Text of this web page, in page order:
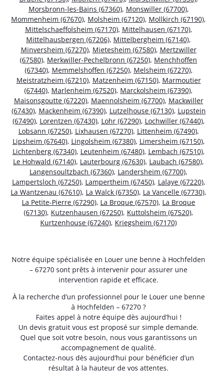
Morsbronn-les-Bains (67360), Monswiller (67700),
Mommenheim (67670), Molsheim (67120), Mollkirch (67190),
Mittelschaeffolsheim (67170), Mittelhausen (67170),
Mittelhausbergen (67206), Mittelbergheim (67140),
Minversheim (67270), Mietesheim (67580), Mertzwiller
(67580), Merkwiller-Pechelbronn (67250), Menchhoffen
(67340), Memmelshoffen (67250), Melsheim (67270),
Meistratzheim (67210), Matzenheim (67150), Marmoutier
(67440), Marlenheim (67520), Marckolsheim (67390),
Maisonsgoutte (67220), Maennolsheim (67700), Mackwiller
(67430), Mackenheim (67390), Lutzelhouse (67130), Lupstein
(67490), Lorentzen (67430), Lohr (67290), Lochwiller (67440),
Lobsann (67250), Lixhausen (67270), Littenheim (67490),
Lipsheim (67640), Lingolsheim (67380), Limersheim (67150),
Lichtenberg (67340), Leutenheim (67480), Lembach (67510),
Le Hohwald (67140), Lauterbourg (67630), Laubach (67580),
Langensoultzbach (67360), Landersheim (67700),
Lampertsloch (67250), Lampertheim (67450), Lalaye (67220),
La Wantzenau (67610), La Walck (67350), La Vancelle (67730),
La Petite-Pierre (67290), La Broque (67570), La Broque
(67130), Kutzenhausen (67250), Kuttolsheim (67520),
Kurtzenhouse (67240), Kriegsheim (67170)
Notre équipe spécialisée en Louer une benne à Hochfelden
– 67270 sont prêts à intervenir pour assurer une
intervention rapide et efficace.
À la recherche d’un professionnel pour le Louer une benne
à Hochfelden – 67270 ?
Faites appel à notre équipe dès aujourd’hui !
Un devis gratuit vous est proposé sur simple demande.
Quel que soit votre besoin, nous vous garantissons un
accompagnement de qualité.
Contactez-nous dès aujourd’hui pour bénéficier d’un
résultat à la hauteur de vos attentes.